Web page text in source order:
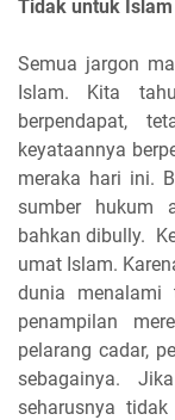
Tidak untuk Islam
Semua jargon
Islam. Kita
berpendapat,
keyataannya
meraka hari ini.
sumber hukum
bahkan dibully.
umat Islam.
dunia menalami
penampilan
pelarang cadar,
sebagainya.
seharusnya tidak